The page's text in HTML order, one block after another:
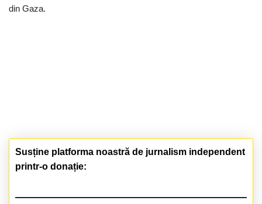
din Gaza.
Susține platforma noastră de jurnalism independent
printr-o donație: